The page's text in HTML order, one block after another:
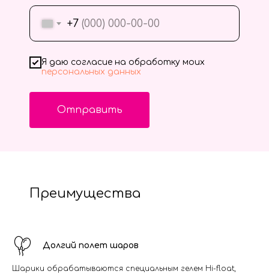
+7
Я даю согласие на обработку моих
персональных данных
Отправить
Преимущества
Долгий полет шаров
Шарики обрабатываются специальным гелем Hi-float,